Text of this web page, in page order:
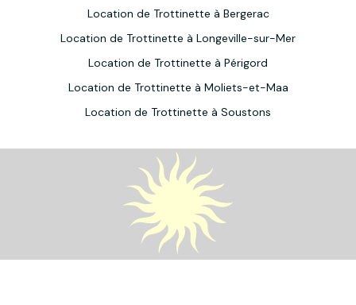
Location de Trottinette à Bergerac
Location de Trottinette à Longeville-sur-Mer
Location de Trottinette à Périgord
Location de Trottinette à Moliets-et-Maa
Location de Trottinette à Soustons